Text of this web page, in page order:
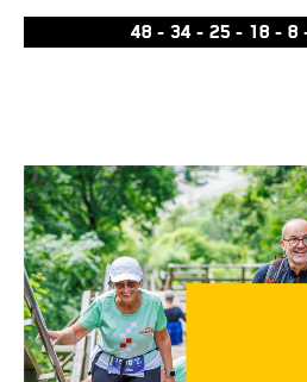
48 - 34 - 25 - 18 - 8